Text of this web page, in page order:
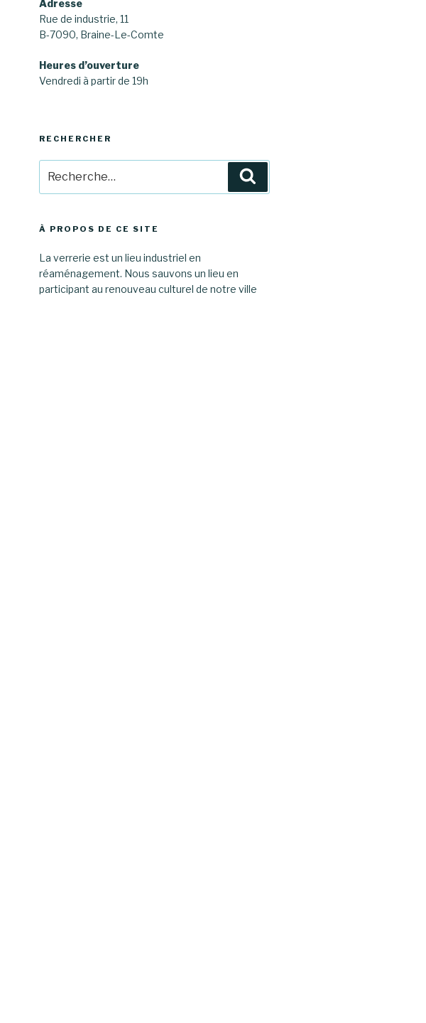
Adresse
Rue de industrie, 11
B-7090, Braine-Le-Comte
Heures d’ouverture
Vendredi à partir de 19h
RECHERCHER
pour
:
À PROPOS DE CE SITE
La verrerie est un lieu industriel en
réaménagement. Nous sauvons un lieu en
participant au renouveau culturel de notre ville